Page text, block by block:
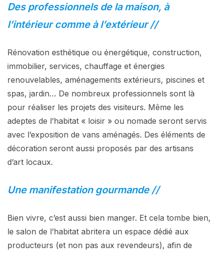
Des professionnels de la maison, à
l’intérieur comme à l’extérieur //
Rénovation esthétique ou énergétique, construction,
immobilier, services, chauffage et énergies
renouvelables, aménagements extérieurs, piscines et
spas, jardin… De nombreux professionnels sont là
pour réaliser les projets des visiteurs. Même les
adeptes de l’habitat « loisir » ou nomade seront servis
avec l’exposition de vans aménagés. Des éléments de
décoration seront aussi proposés par des artisans
d’art locaux.
Une manifestation gourmande //
Bien vivre, c’est aussi bien manger. Et cela tombe bien,
le salon de l’habitat abritera un espace dédié aux
producteurs (et non pas aux revendeurs), afin de